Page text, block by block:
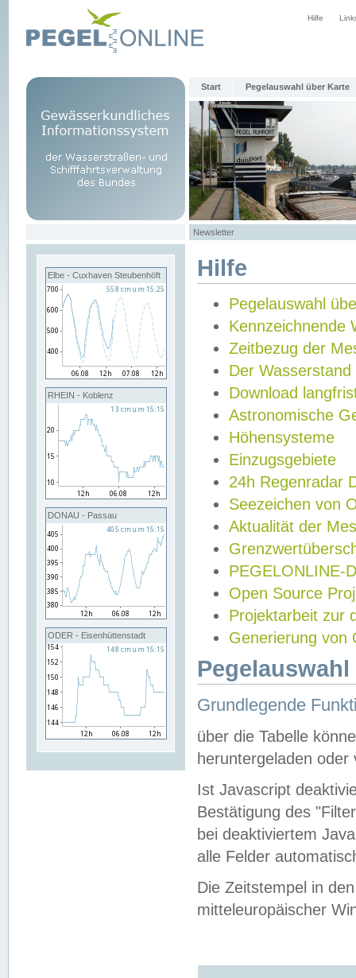
Hilfe
Start Pegelauswahl über Karte
Newsletter
Elbe - Cuxhaven Steubenhöft
RHEIN - Koblenz
DONAU - Passau
ODER - Eisenhüttenstadt
Hilfe
Pegelauswahl
Kennzeichnende
Zeitbezug der
Der Wasserstand
Download
Astronomische
Höhensysteme
Einzugsgebiete
24h Regenradar
Seezeichen von
Aktualität der
PEGELONLINE-
Open Source
Projektarbeit zur
Generierung von
Grundlegende
über die Tabelle
heruntergeladen oder
Ist Javascript
Bestätigung des
bei deaktiviertem
alle Felder
Die Zeitstempel in
mitteleuropäischer